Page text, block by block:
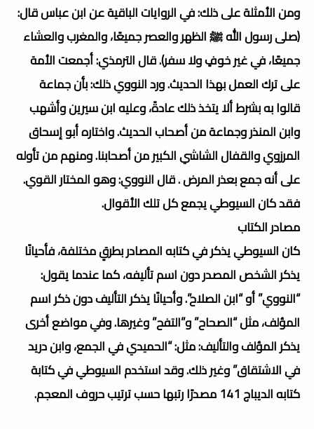
ومن الأمثلة على ذلك: في الروايات الباقية عن ابن عباس قال:
(صلى رسول الله ﷺ الظهر والعصر جميعًا، والمغرب والعشاء
جميعًا، في غير خوفٍ ولا سفر). قال الترمذي: أجمعت الأمة
على ترك العمل بهذا الحديث. ورد النووي ذلك: بأن جماعة
قالوا به بشرط ألا يتخذ ذلك عادةً، وعليه ابن سيرين وأشهب
وابن المنذر وجماعة من أصحاب الحديث. واختاره أبو إسحاق
المرزوي والقفال الشاشي الكبير من أصحابنا. ومنهم من تأوله
على أنه جمع بعذر المرض . قال النووي: وهو المختار القوي.
فقد كان السيوطي يجمع كل تلك الأقوال.
مصادر الكتاب
كان السيوطي يذكر في كتابه المصادر بطرقٍ مختلفة، فأحيانًا
يذكر الشخص المصدر دون اسم تأليفه، كما عندما يقول:
“النووي” أو “ابن الصلاح”. وأحيانًا يذكر التأليف دون ذكر اسم
المؤلف، مثل “الصحاح” و”التفح” وغيرها. وفي مواضع أخرى
يذكر المؤلف والتأليف: مثل: “الحميدي في الجمع، وابن دريد
في الاشتقاق” وغير ذلك. وقد استخدم السيوطي في كتابة
كتابه الديباج 141 مصدرًا رتبها حسب ترتيب حروف المعجم.